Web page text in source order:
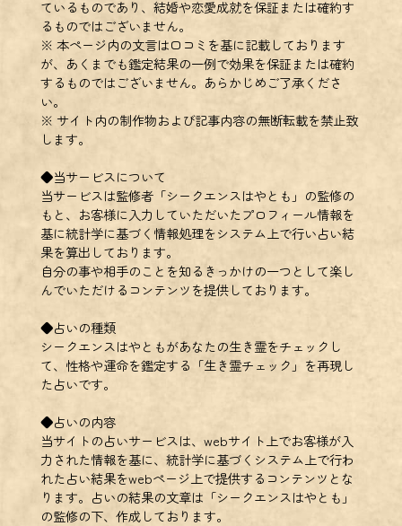
ているものであり、結婚や恋愛成就を保証または確約す
るものではございません。
※ 本ページ内の文言は口コミを基に記載しております
が、あくまでも鑑定結果の一例で効果を保証または確約
するものではございません。あらかじめご了承くださ
い。
※ サイト内の制作物および記事内容の無断転載を禁止致
します。
◆当サービスについて
当サービスは監修者「シークエンスはやとも」の監修の
もと、お客様に入力していただいたプロフィール情報を
基に統計学に基づく情報処理をシステム上で行い占い結
果を算出しております。
自分の事や相手のことを知るきっかけの一つとして楽し
んでいただけるコンテンツを提供しております。
◆占いの種類
シークエンスはやともがあなたの生き霊をチェックし
て、性格や運命を鑑定する「生き霊チェック」を再現し
た占いです。
◆占いの内容
当サイトの占いサービスは、webサイト上でお客様が入
力された情報を基に、統計学に基づくシステム上で行わ
れた占い結果をwebページ上で提供するコンテンツとな
ります。占いの結果の文章は「シークエンスはやとも」
の監修の下、作成しております。